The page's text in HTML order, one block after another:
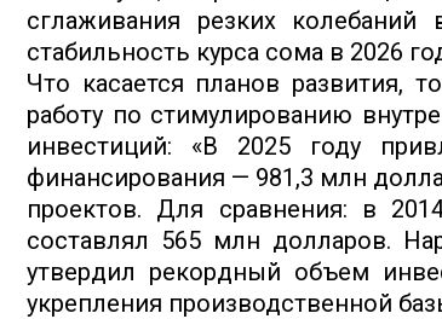
сглаживания резких
стабильность курса сома в 2026
Что касается планов развития,
работу по стимулированию
инвестиций: «В 2025 году
финансирования — 981,3 млн
проектов. Для сравнения: в
составлял 565 млн долларов.
утвердил рекордный объем
укрепления производственной